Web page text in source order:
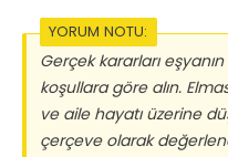
YORUM NOTU:
Gerçek kararları
koşullara göre alın.
ve aile hayatı üzerine
çerçeve olarak